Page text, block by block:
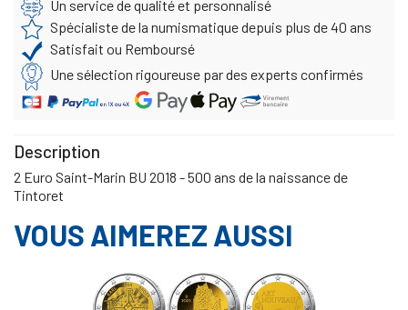
Un service de qualité et personnalisé
Spécialiste de la numismatique depuis plus de 40 ans
Satisfait ou Remboursé
Une sélection rigoureuse par des experts confirmés
Description
2 Euro Saint-Marin BU 2018 - 500 ans de la naissance de
Tintoret
VOUS AIMEREZ AUSSI